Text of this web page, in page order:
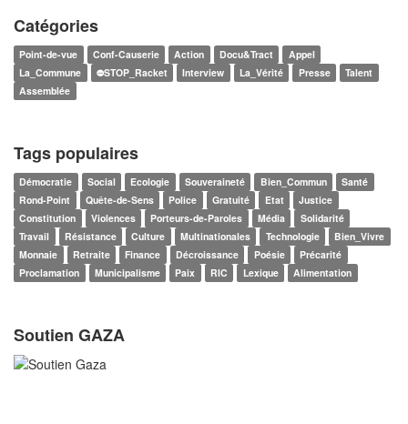
Catégories
Point-de-vue Conf-Causerie Action Docu&Tract
Appel
La_Commune
⛔STOP_Racket Interview La_Vérité Presse
Talent
Assemblée
Tags populaires
Démocratie Social Ecologie Souveraineté Bien_Commun
Santé
Rond-Point
Quête-de-Sens Police Gratuité Etat
Justice
Constitution
Violences Porteurs-de-Paroles Média
Solidarité
Travail
Résistance Culture Multinationales Technologie
Bien_Vivre
Monnaie
Retraite Finance Décroissance Poésie
Précarité
Proclamation
Municipalisme Paix RIC Lexique Alimentation
Soutien GAZA